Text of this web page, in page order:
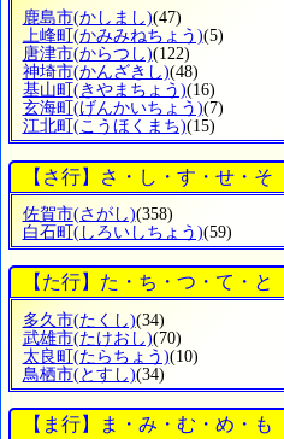
鹿島市(かしまし)(47)
上峰町 (かみみねちょう)(5)
唐津市(からつし)(122)
神埼市(かんざきし)(48)
基山町 (きやまちょう)(16)
玄海町 (げんかいちょう)(7)
江北町 (こうほくまち)(15)
【さ行】さ・し・す・せ・そ
佐賀市(さがし)(358)
白石町 (しろいしちょう)(59)
【た行】た・ち・つ・て・と
多久市(たくし)(34)
武雄市(たけおし)(70)
太良町(たらちょう)(10)
鳥栖市(とすし)(34)
【ま行】ま・み・む・め・も